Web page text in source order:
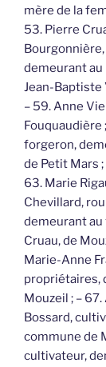
mère de la
53. Pierre
Bourgonnière,
demeurant au
Jean-Baptiste
– 59. Anne
Fouquaudière
forgeron,
de Petit Mars ;
63. Marie
Chevillard,
demeurant au
Cruau, de
Marie-Anne
propriétaires,
Mouzeil ; –
Bossard,
commune de
cultivateur,